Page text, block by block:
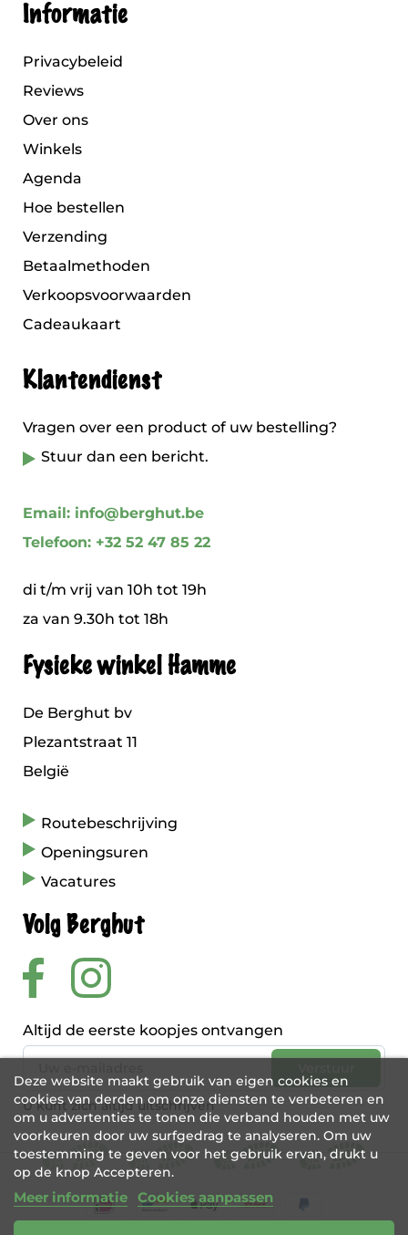
Informatie
Privacybeleid
Reviews
Over ons
Winkels
Agenda
Hoe bestellen
Verzending
Betaalmethoden
Verkoopsvoorwaarden
Cadeaukaart
Klantendienst
Vragen over een product of uw bestelling?
Stuur dan een bericht.
Email: info@berghut.be
Telefoon: +32 52 47 85 22
di t/m vrij van 10h tot 19h
za van 9.30h tot 18h
Fysieke winkel Hamme
De Berghut bv
Plezantstraat 11
België
Routebeschrijving
Openingsuren
Vacatures
Volg Berghut
Altijd de eerste koopjes ontvangen
U kunt zich altijd uitschrijven
Deze website maakt gebruik van eigen cookies en
cookies van derden om onze diensten te verbeteren en
om u advertenties te tonen die verband houden met uw
voorkeuren door uw surfgedrag te analyseren. Om uw
toestemming te geven voor het gebruik ervan, drukt u
op de knop Accepteren.
Meer informatie Cookies aanpassen